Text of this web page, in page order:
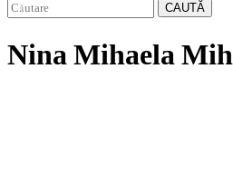
CAUTĂ
Nina Mihaela